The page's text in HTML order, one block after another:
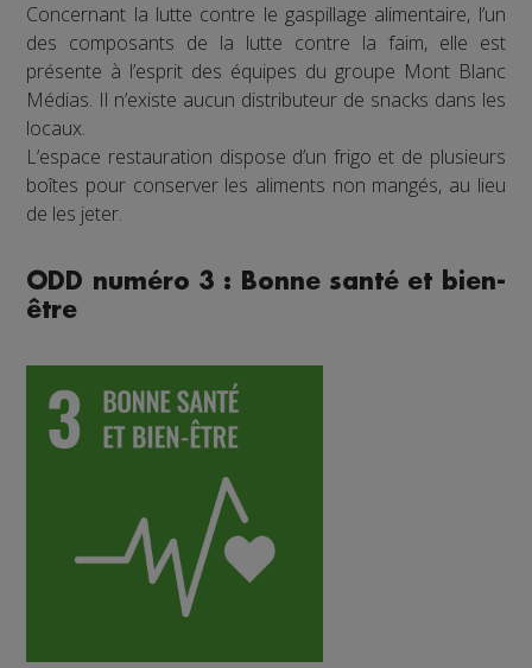
Concernant la lutte contre le gaspillage alimentaire, l’un
des composants de la lutte contre la faim, elle est
présente à l’esprit des équipes du groupe Mont Blanc
Médias. Il n’existe aucun distributeur de snacks dans les
locaux.
L’espace restauration dispose d’un frigo et de plusieurs
boîtes pour conserver les aliments non mangés, au lieu
de les jeter.
ODD numéro 3 : Bonne santé et bien-
être